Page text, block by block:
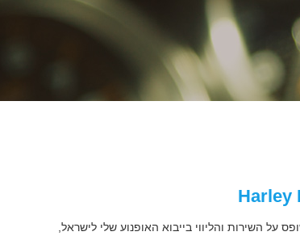
על השירות והליווי בייבוא האופנוע שלי לישראל,